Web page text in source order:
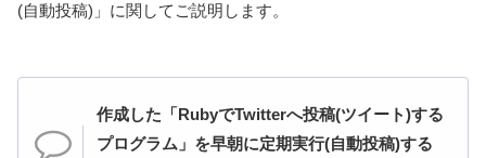
(自動投稿)」に関してご説明します。
作成した「RubyでTwitterへ投稿(ツイート)する
プログラム」を早朝に定期実行(自動投稿)する